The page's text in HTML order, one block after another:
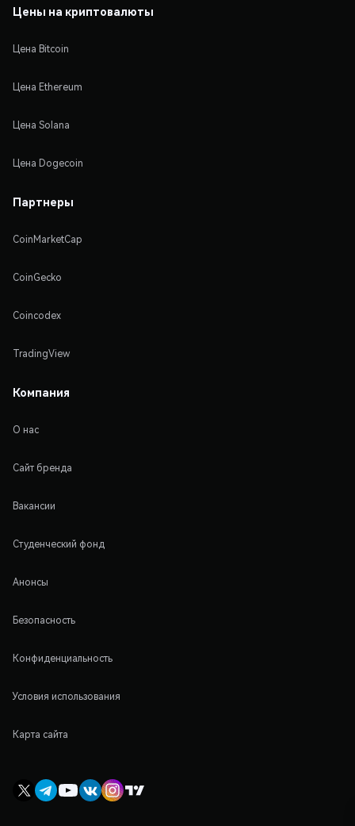
Цены на криптовалюты
Цена Bitcoin
Цена Ethereum
Цена Solana
Цена Dogecoin
Партнеры
CoinMarketCap
CoinGecko
Coincodex
TradingView
Компания
О нас
Сайт бренда
Вакансии
Студенческий фонд
Анонсы
Безопасность
Конфиденциальность
Условия использования
Карта сайта